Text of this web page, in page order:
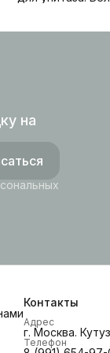
на
Контакты
Адрес
г. Москва.
Телефон